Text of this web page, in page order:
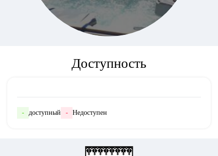
Доступность
- доступный - Недоступен